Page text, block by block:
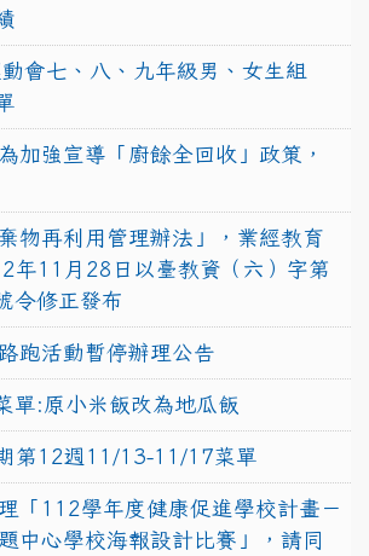
會七、八、九年級男、女生組
加強宣導「廚餘全回收」政策，
物再利用管理辦法」，業經教育
年11月28日以臺教資（六）字第
令修正發布
跑活動暫停辦理公告
單:原小米飯改為地瓜飯
第12週11/13-11/17菜單
「112學年度健康促進學校計畫－
中心學校海報設計比賽」，請同